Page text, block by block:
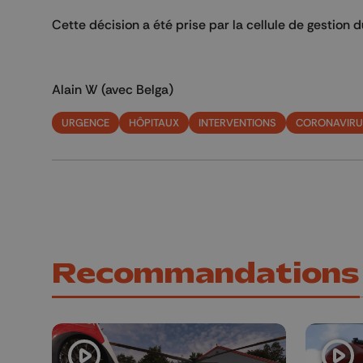
Cette décision a été prise par la cellule de gestion
Alain W (avec Belga)
URGENCE HÔPITAUX INTERVENTIONS
Recommandations